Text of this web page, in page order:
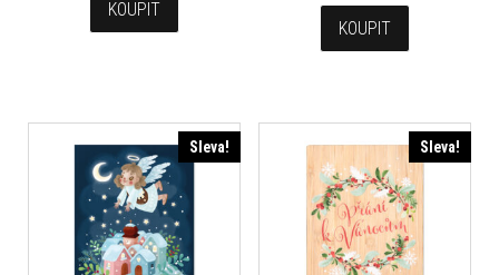
KOUPIT
KOUPIT
Sleva! Sleva!